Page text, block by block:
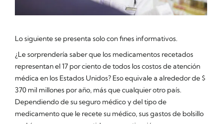
Lo siguiente se presenta solo con fines informativos.
¿Le sorprendería saber que los medicamentos recetados
representan el 17 por ciento de todos los costos de atención
médica en los Estados Unidos? Eso equivale a alrededor de $
370 mil millones por año, más que cualquier otro país.
Dependiendo de su seguro médico y del tipo de
medicamento que le recete su médico, sus gastos de bolsillo